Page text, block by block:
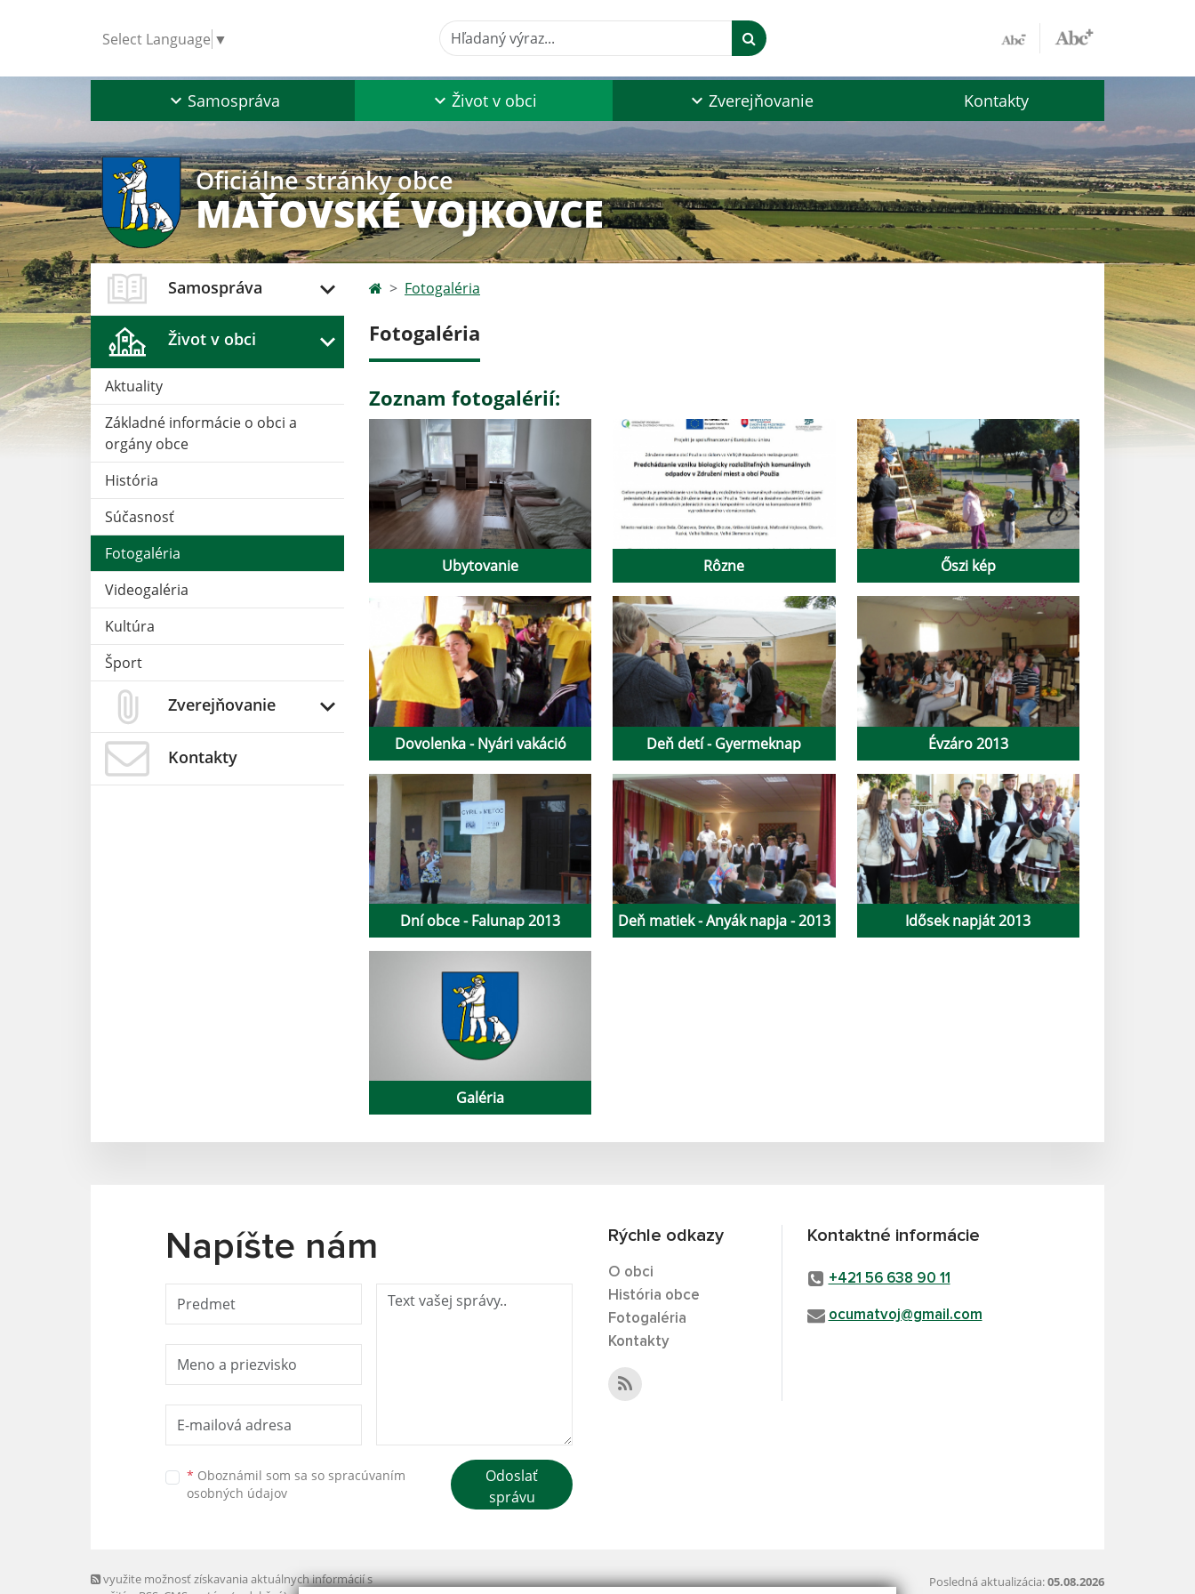
Select Language ▼ Hľadaný výraz...
Samospráva Život v obci Zverejňovanie Kontakty
Oficiálne stránky obce
MAŤOVSKÉ VOJKOVCE
Samospráva
Život v obci
Aktuality
Základné informácie o obci a
orgány obce
História
Súčasnosť
Fotogaléria
Videogaléria
Kultúra
Šport
Zverejňovanie
Kontakty
Fotogaléria
Fotogaléria
Zoznam fotogalérií:
Ubytovanie Rôzne Őszi kép
Dovolenka - Nyári vakáció Deň detí - Gyermeknap Évzáro 2013
Dní obce - Falunap 2013 Deň matiek - Anyák napja - 2013 Idősek napját 2013
Galéria
Napíšte nám
* Oboznámil som sa so spracúvaním
osobných údajov
Odoslať
správu
Rýchle odkazy
O obci
História obce
Fotogaléria
Kontakty
Kontaktné informácie
+421 56 638 90 11
ocumatvoj@gmail.com
využite možnosť získavania aktuálnych informácií s
Posledná aktualizácia:05.08.2026